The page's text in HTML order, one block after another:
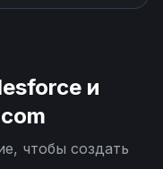
и
чтобы создать